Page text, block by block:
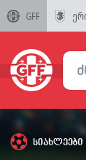
GFF
სიახლეები